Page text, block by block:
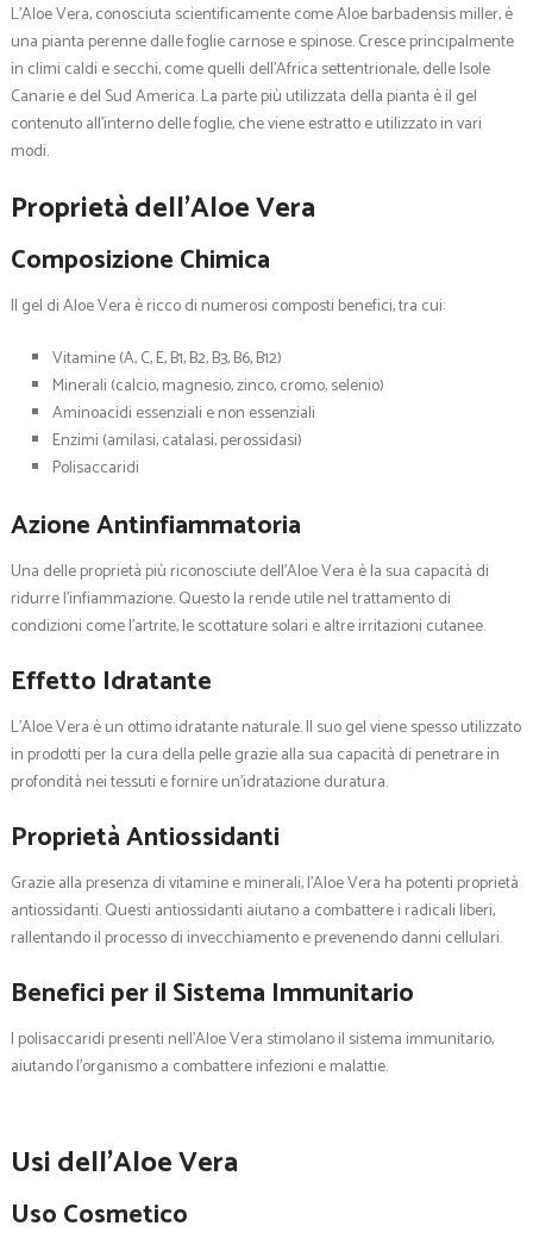
L’Aloe Vera, conosciuta scientificamente come Aloe barbadensis miller, è
una pianta perenne dalle foglie carnose e spinose. Cresce principalmente
in climi caldi e secchi, come quelli dell’Africa settentrionale, delle Isole
Canarie e del Sud America. La parte più utilizzata della pianta è il gel
contenuto all’interno delle foglie, che viene estratto e utilizzato in vari
modi.
Proprietà dell’Aloe Vera
Composizione Chimica
Il gel di Aloe Vera è ricco di numerosi composti benefici, tra cui:
Vitamine (A, C, E, B1, B2, B3, B6, B12)
Minerali (calcio, magnesio, zinco, cromo, selenio)
Aminoacidi essenziali e non essenziali
Enzimi (amilasi, catalasi, perossidasi)
Polisaccaridi
Azione Antinfiammatoria
Una delle proprietà più riconosciute dell’Aloe Vera è la sua capacità di
ridurre l’infiammazione. Questo la rende utile nel trattamento di
condizioni come l’artrite, le scottature solari e altre irritazioni cutanee.
Effetto Idratante
L’Aloe Vera è un ottimo idratante naturale. Il suo gel viene spesso utilizzato
in prodotti per la cura della pelle grazie alla sua capacità di penetrare in
profondità nei tessuti e fornire un’idratazione duratura.
Proprietà Antiossidanti
Grazie alla presenza di vitamine e minerali, l’Aloe Vera ha potenti proprietà
antiossidanti. Questi antiossidanti aiutano a combattere i radicali liberi,
rallentando il processo di invecchiamento e prevenendo danni cellulari.
Benefici per il Sistema Immunitario
I polisaccaridi presenti nell’Aloe Vera stimolano il sistema immunitario,
aiutando l’organismo a combattere infezioni e malattie.
Usi dell’Aloe Vera
Uso Cosmetico